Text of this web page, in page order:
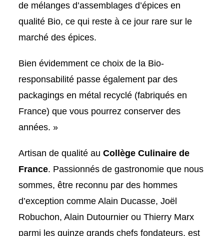
de mélanges d’assemblages d’épices en
qualité Bio, ce qui reste à ce jour rare sur le
marché des épices.
Bien évidemment ce choix de la Bio-
responsabilité passe également par des
packagings en métal recyclé (fabriqués en
France) que vous pourrez conserver des
années. »
Artisan de qualité auCollège Culinaire de
France. Passionnés de gastronomie que nous
sommes, être reconnu par des hommes
d’exception comme Alain Ducasse, Joël
Robuchon, Alain Dutournier ou Thierry Marx
parmi les quinze grands chefs fondateurs, est